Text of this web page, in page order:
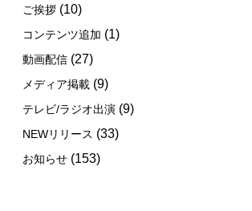
ご挨拶 (10)
コンテンツ追加 (1)
動画配信 (27)
メディア掲載 (9)
テレビ/ラジオ出演 (9)
NEWリリース (33)
お知らせ (153)